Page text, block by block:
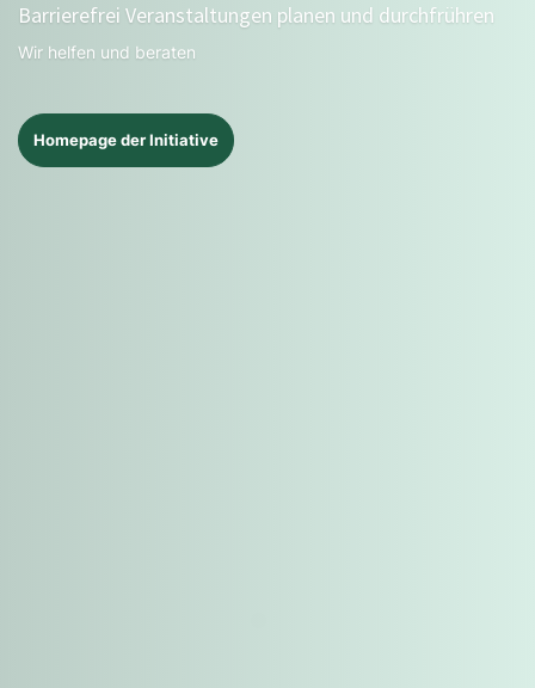
Barrierefrei Veranstaltungen planen und durchfrühren
Wir helfen und beraten
Homepage der Initiative